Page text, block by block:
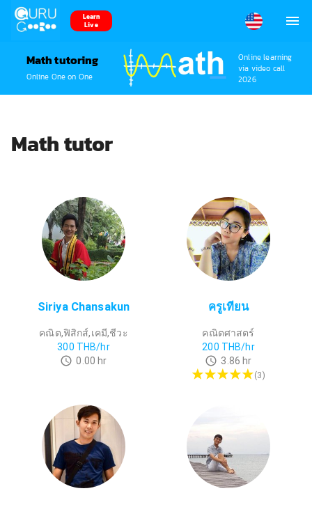
Learn
Live
Math tutoring
Online One on One
Online learning
via video call
2026
Math tutor
Siriya Chansakun
คณิต,ฟิสิกส์,เคมี,ชีวะ
300 THB/hr
0.00 hr
ครูเทียน
คณิตศาสตร์
200 THB/hr
3.86 hr
(3)